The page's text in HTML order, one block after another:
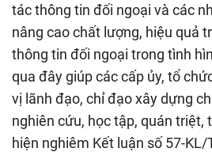
tác thông tin đối ngoại và các
nâng cao chất lượng, hiệu quả
thông tin đối ngoại trong tình
qua đây giúp các cấp ủy, tổ
vị lãnh đạo, chỉ đạo xây dựng
nghiên cứu, học tập, quán triệt,
hiện nghiêm Kết luận số 57-